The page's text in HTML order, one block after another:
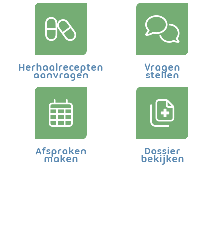
Herhaalrecepten
aanvragen
Vragen
stellen
Afspraken
maken
Dossier
bekijken